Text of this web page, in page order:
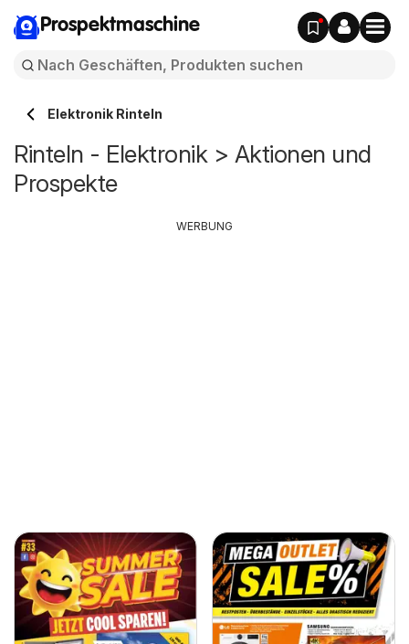
Prospektmaschine
Elektronik Rinteln
Rinteln - Elektronik > Aktionen und
Prospekte
WERBUNG